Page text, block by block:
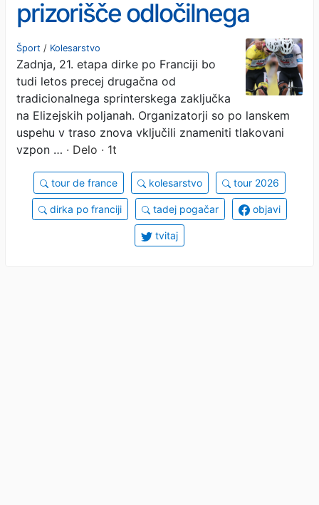
prizorišče odločilnega
obračuna na Touru
Šport / Kolesarstvo
Zadnja, 21. etapa dirke po Franciji bo
tudi letos precej drugačna od
tradicionalnega sprinterskega zaključka
na Elizejskih poljanah. Organizatorji so po lanskem
uspehu v traso znova vključili znameniti tlakovani
vzpon … · Delo · 1t
tour de france kolesarstvo tour 2026
dirka po franciji tadej pogačar objavi
tvitaj